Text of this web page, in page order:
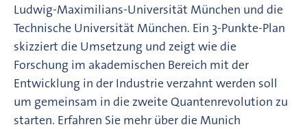
Ludwig-Maximilians-Universität München und die
Technische Universität München. Ein 3-Punkte-Plan
skizziert die Umsetzung und zeigt wie die
Forschung im akademischen Bereich mit der
Entwicklung in der Industrie verzahnt werden soll
um gemeinsam in die zweite Quantenrevolution zu
starten. Erfahren Sie mehr über die Munich